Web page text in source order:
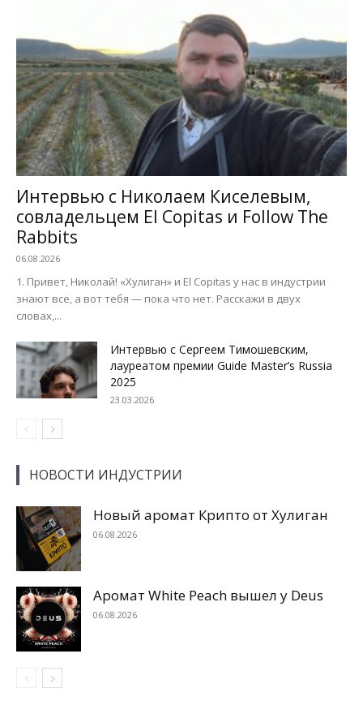
Интервью с Николаем Киселевым,
совладельцем El Copitas и Follow The
Rabbits
06.08.2026
1. Привет, Николай! «Хулиган» и El Copitas у нас в индустрии
знают все, а вот тебя — пока что нет. Расскажи в двух
словах,...
Интервью с Сергеем Тимошевским,
лауреатом премии Guide Master’s Russia
2025
23.03.2026
НОВОСТИ ИНДУСТРИИ
Новый аромат Крипто от Хулиган
06.08.2026
Аромат White Peach вышел у Deus
06.08.2026